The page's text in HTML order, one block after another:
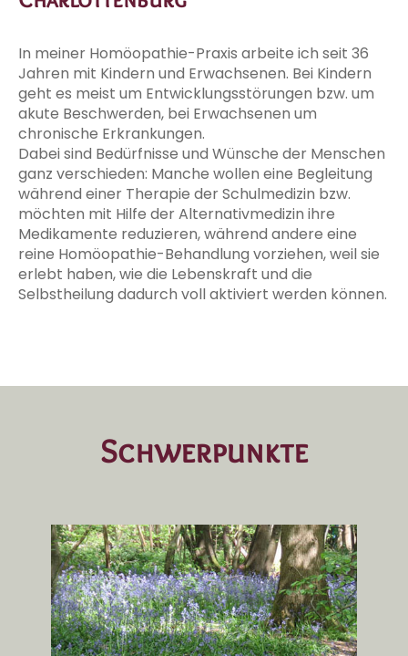
In meiner Homöopathie-Praxis arbeite ich seit 36
Jahren mit Kindern und Erwachsenen. Bei Kindern
geht es meist um Entwicklungsstörungen bzw. um
akute Beschwerden, bei Erwachsenen um
chronische Erkrankungen.
Dabei sind Bedürfnisse und Wünsche der Menschen
ganz verschieden: Manche wollen eine Begleitung
während einer Therapie der Schulmedizin bzw.
möchten mit Hilfe der Alternativmedizin ihre
Medikamente reduzieren, während andere eine
reine Homöopathie-Behandlung vorziehen, weil sie
erlebt haben, wie die Lebenskraft und die
Selbstheilung dadurch voll aktiviert werden können.
Schwerpunkte